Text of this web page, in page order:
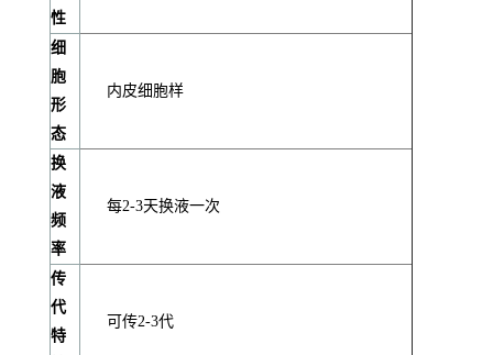
性
细
胞
形
态
内皮细胞样
换
液
频
率
每2-3天换液一次
传
代
特
可传2-3代